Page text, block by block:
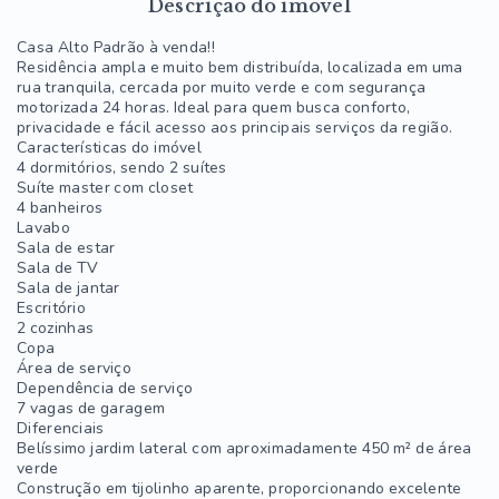
Descrição do imóvel
Casa Alto Padrão à venda!!
Residência ampla e muito bem distribuída, localizada em uma
rua tranquila, cercada por muito verde e com segurança
motorizada 24 horas. Ideal para quem busca conforto,
privacidade e fácil acesso aos principais serviços da região.
Características do imóvel
4 dormitórios, sendo 2 suítes
Suíte master com closet
4 banheiros
Lavabo
Sala de estar
Sala de TV
Sala de jantar
Escritório
2 cozinhas
Copa
Área de serviço
Dependência de serviço
7 vagas de garagem
Diferenciais
Belíssimo jardim lateral com aproximadamente 450 m² de área
verde
Construção em tijolinho aparente, proporcionando excelente